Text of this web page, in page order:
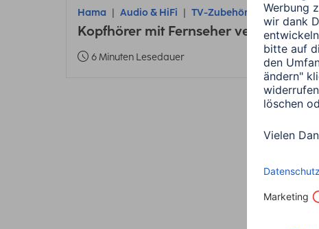
Hama Audio & HiFi TV-Zubehör
Kopfhörer mit Fernseher verbinden
6 Minuten Lesedauer